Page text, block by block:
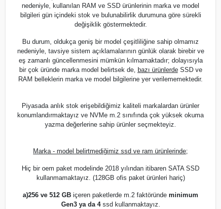
nedeniyle, kullanılan RAM ve SSD ürünlerinin marka ve model
bilgileri gün içindeki stok ve bulunabilirlik durumuna göre sürekli
değişiklik göstermektedir.
Bu durum, oldukça geniş bir model çeşitliliğine sahip olmamız
nedeniyle, tavsiye sistem açıklamalarının günlük olarak birebir ve
eş zamanlı güncellenmesini mümkün kılmamaktadır; dolayısıyla
bir çok üründe marka model belirtsek de, bazı ürünlerdeSSD ve
RAM belleklerin marka ve model bilgilerine yer verilememektedir.
Piyasada anlık stok erişebildiğimiz kaliteli markalardan ürünler
konumlandırmaktayız ve NVMe m.2 sınıfında çok yüksek okuma
yazma değerlerine sahip ürünler seçmekteyiz.
Marka - model belirtmediğimiz ssd ve ram ürünlerinde;
Hiç bir oem paket modelinde 2018 yılından itibaren SATA SSD
kullanmamaktayız. (128GB ofis paket ürünleri hariç)
a)256 ve 512 GB içeren paketlerde m.2 faktöründe minimum
Gen3 ya da 4ssd kullanmaktayız.